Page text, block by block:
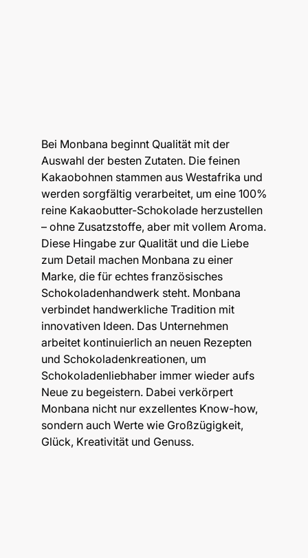
Bei Monbana beginnt Qualität mit der
Auswahl der besten Zutaten. Die feinen
Kakaobohnen stammen aus Westafrika und
werden sorgfältig verarbeitet, um eine 100%
reine Kakaobutter-Schokolade herzustellen
– ohne Zusatzstoffe, aber mit vollem Aroma.
Diese Hingabe zur Qualität und die Liebe
zum Detail machen Monbana zu einer
Marke, die für echtes französisches
Schokoladenhandwerk steht. Monbana
verbindet handwerkliche Tradition mit
innovativen Ideen. Das Unternehmen
arbeitet kontinuierlich an neuen Rezepten
und Schokoladenkreationen, um
Schokoladenliebhaber immer wieder aufs
Neue zu begeistern. Dabei verkörpert
Monbana nicht nur exzellentes Know-how,
sondern auch Werte wie Großzügigkeit,
Glück, Kreativität und Genuss.